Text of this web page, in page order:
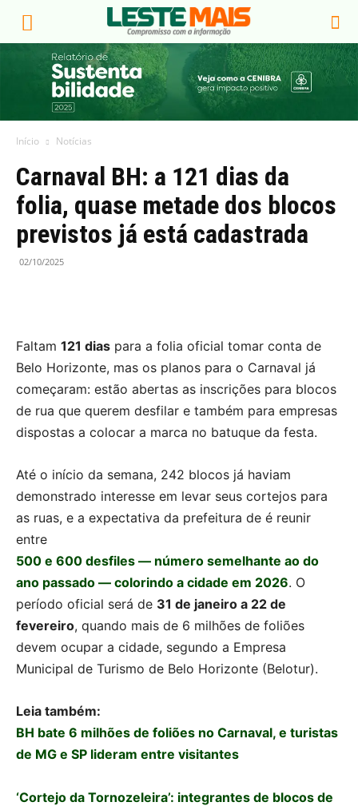
Início Notícias
Carnaval BH: a 121 dias da
folia, quase metade dos blocos
previstos já está cadastrada
02/10/2025
Faltam 121 dias para a folia oficial tomar conta de
Belo Horizonte, mas os planos para o Carnaval já
começaram: estão abertas as inscrições para blocos
de rua que querem desfilar e também para empresas
dispostas a colocar a marca no batuque da festa.
Até o início da semana, 242 blocos já haviam
demonstrado interesse em levar seus cortejos para
as ruas, e a expectativa da prefeitura de é reunir
entre
500 e 600 desfiles — número semelhante ao do
ano passado — colorindo a cidade em 2026. O
período oficial será de 31 de janeiro a 22 de
fevereiro, quando mais de 6 milhões de foliões
devem ocupar a cidade, segundo a Empresa
Municipal de Turismo de Belo Horizonte (Belotur).
Leia também:
BH bate 6 milhões de foliões no Carnaval, e turistas
de MG e SP lideram entre visitantes
‘Cortejo da Tornozeleira’: integrantes de blocos de